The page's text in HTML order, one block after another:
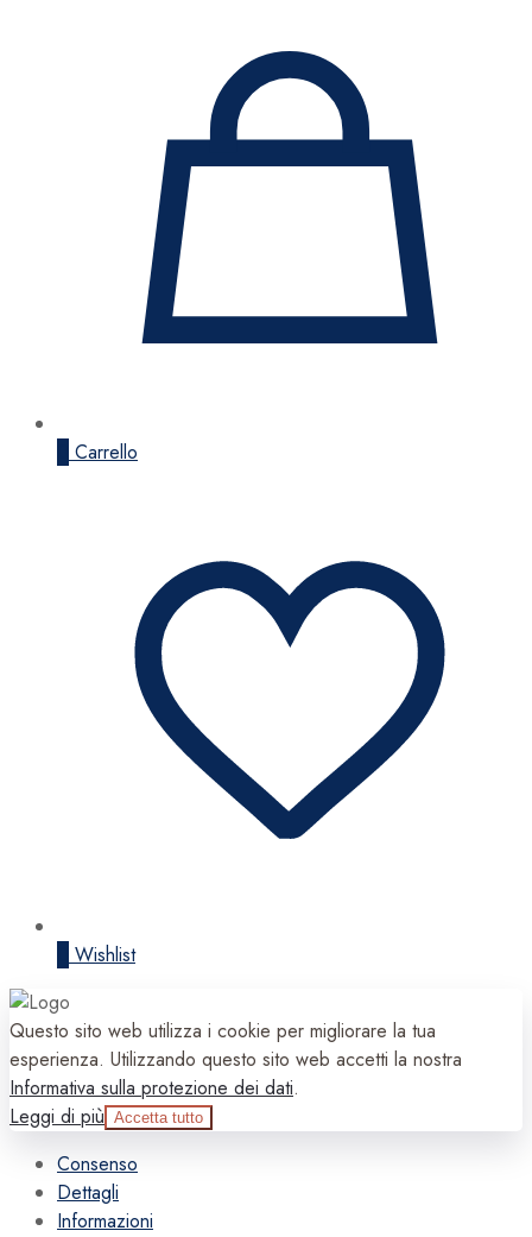
Carrello
Wishlist
Questo sito web utilizza i cookie per migliorare la tua
esperienza. Utilizzando questo sito web accetti la nostra
Informativa sulla protezione dei dati.
Leggi di più Accetta tutto
Consenso
Dettagli
Informazioni